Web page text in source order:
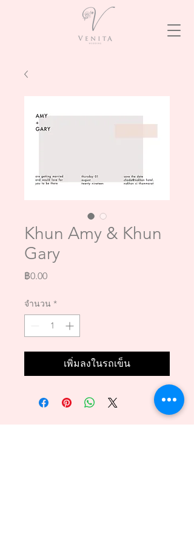
Khun Amy & Khun
Gary
฿0.00ราคา
จำนวน *
เพิ่มลงในรถเข็น